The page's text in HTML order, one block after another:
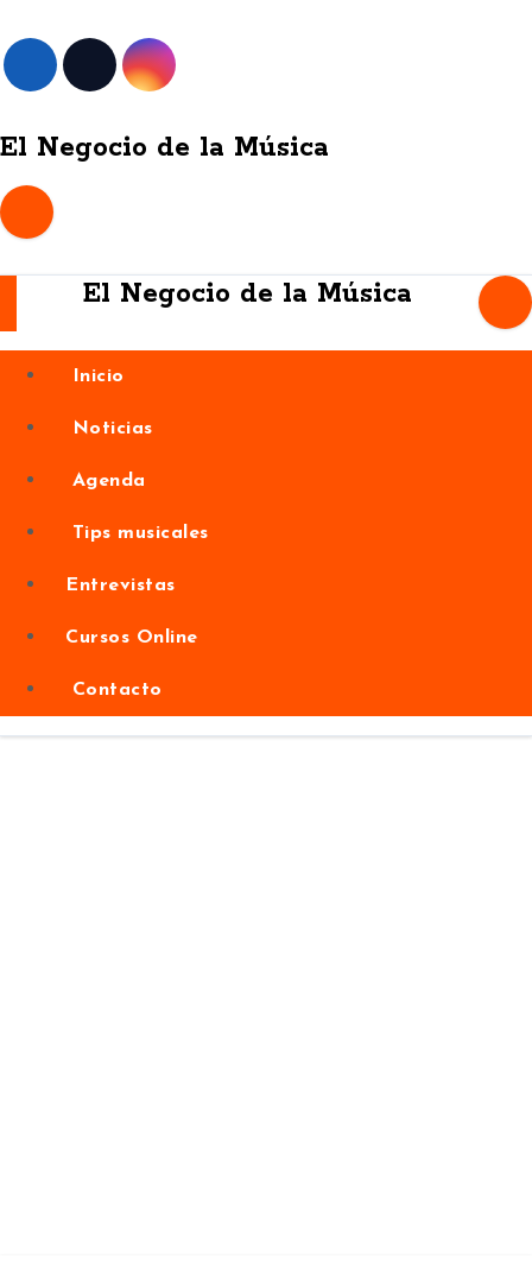
to
content
El Negocio de la Música
El Negocio de la Música
Inicio
Noticias
Agenda
Tips musicales
Entrevistas
Cursos Online
Contacto